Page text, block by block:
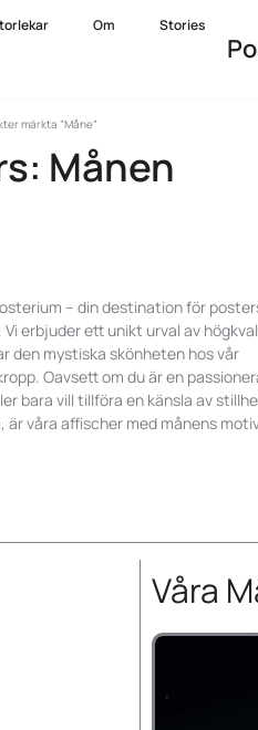
Om Stories
märkta ”Måne”
Månen
– din destination för
Vi erbjuder ett unikt urval av
den mystiska skönheten hos vår
Oavsett om du är en
bara vill tillföra en känsla av
är våra affischer med månens
Våra